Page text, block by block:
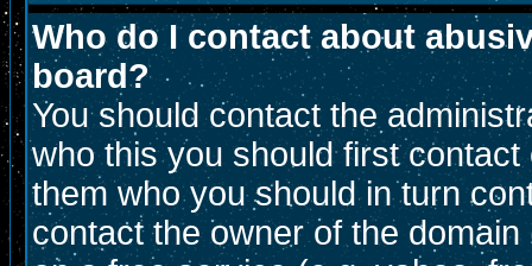
Who do I contact about
board?
You should contact the
who this you should first
them who you should in turn
contact the owner of the